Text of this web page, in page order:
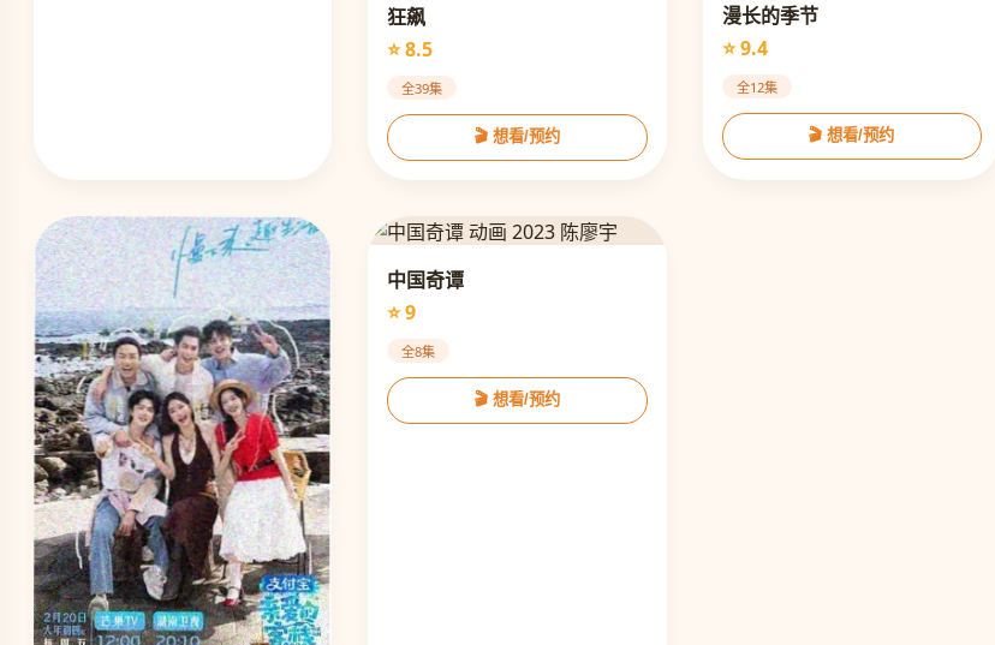
狂飙
⭐ 8.5
全39集
🎬 想看/预约
漫长的季节
⭐ 9.4
全12集
🎬 想看/预约
中国奇谭
⭐ 9
全8集
🎬 想看/预约